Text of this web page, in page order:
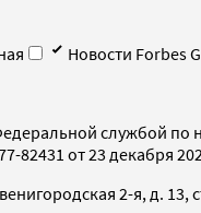
Новости Forbes
службой
от 23 декабря
2-я, д. 13,